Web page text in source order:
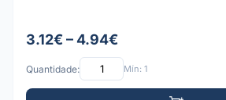
3.12€ – 4.94€
Quantidade: Mín: 1